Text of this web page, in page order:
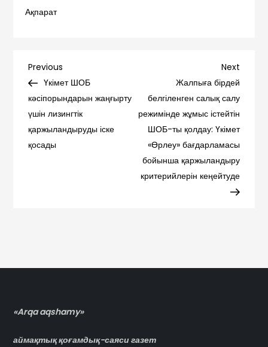
Ақпарат
Навигация
по
записям
Previous
Post
Previous
Үкімет ШОБ
кәсіпорындарын жаңғырту
үшін лизингтік
қаржыландыруды іске
қосады
Next
Post
Next
Жалпыға бірдей
белгіленген салық салу
режимінде жұмыс істейтін
ШОБ-ты қолдау: Үкімет
«Өрлеу» бағдарламасы
бойынша қаржыландыру
критерийлерін кеңейтуде
«Arqa aqshamy»
аймақтық қоғамдық-саяси газет